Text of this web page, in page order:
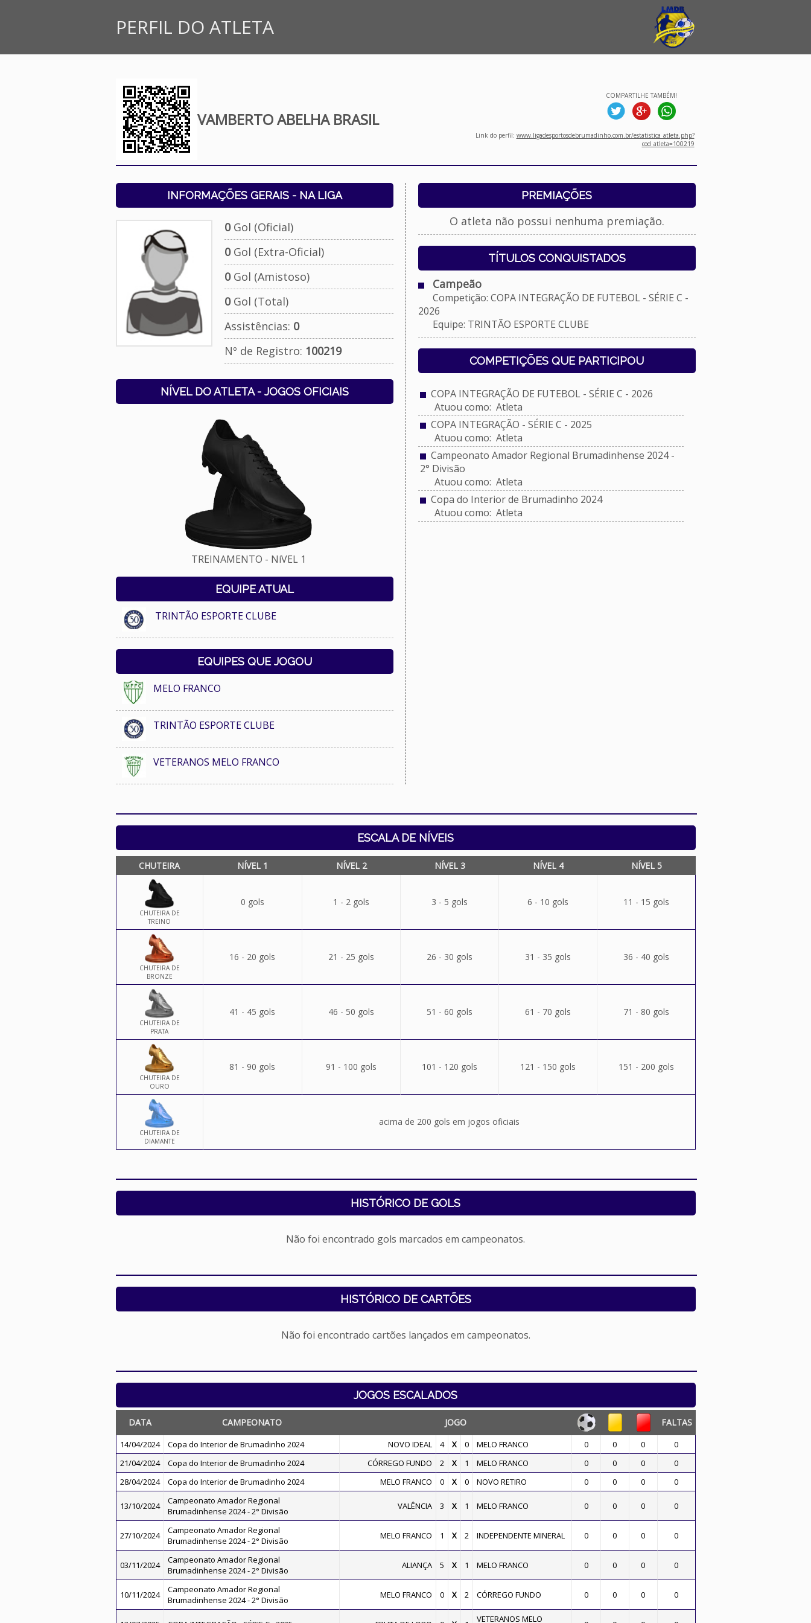
PERFIL DO ATLETA
VAMBERTO ABELHA BRASIL
COMPARTILHE TAMBÉM!
Link do perfil: www.ligadesportosdebrumadinho.com.br/estatistica_atleta.php?
cod_atleta=100219
INFORMAÇÕES GERAIS - NA LIGA
0Gol (Oficial)
0Gol (Extra-Oficial)
0Gol (Amistoso)
0Gol (Total)
Assistências: 0
Nº de Registro: 100219
NÍVEL DO ATLETA - JOGOS OFICIAIS
TREINAMENTO - NíVEL 1
EQUIPE ATUAL
TRINTÃO ESPORTE CLUBE
EQUIPES QUE JOGOU
MELO FRANCO
TRINTÃO ESPORTE CLUBE
VETERANOS MELO FRANCO
PREMIAÇÕES
O atleta não possui nenhuma premiação.
TÍTULOS CONQUISTADOS
Campeão
Competição: COPA INTEGRAÇÃO DE FUTEBOL - SÉRIE C -
2026
Equipe: TRINTÃO ESPORTE CLUBE
COMPETIÇÕES QUE PARTICIPOU
COPA INTEGRAÇÃO DE FUTEBOL - SÉRIE C - 2026
Atuou como: Atleta
COPA INTEGRAÇÃO - SÉRIE C - 2025
Atuou como: Atleta
Campeonato Amador Regional Brumadinhense 2024 -
2° Divisão
Atuou como: Atleta
Copa do Interior de Brumadinho 2024
Atuou como: Atleta
ESCALA DE NÍVEIS
CHUTEIRA NÍVEL 1 NÍVEL 2 NÍVEL 3 NÍVEL 4 NÍVEL 5
CHUTEIRA DE
TREINO
0 gols 1 - 2 gols 3 - 5 gols 6 - 10 gols 11 - 15 gols
CHUTEIRA DE
BRONZE
16 - 20 gols 21 - 25 gols 26 - 30 gols 31 - 35 gols 36 - 40 gols
CHUTEIRA DE
PRATA
41 - 45 gols 46 - 50 gols 51 - 60 gols 61 - 70 gols 71 - 80 gols
CHUTEIRA DE
OURO
81 - 90 gols 91 - 100 gols 101 - 120 gols 121 - 150 gols 151 - 200 gols
CHUTEIRA DE
DIAMANTE
acima de 200 gols em jogos oficiais
HISTÓRICO DE GOLS
Não foi encontrado gols marcados em campeonatos.
HISTÓRICO DE CARTÕES
Não foi encontrado cartões lançados em campeonatos.
JOGOS ESCALADOS
DATA CAMPEONATO JOGO FALTAS
14/04/2024 Copa do Interior de Brumadinho 2024 NOVO IDEAL 4 X 0 MELO FRANCO 0 0 0
0
21/04/2024
Copa do Interior de Brumadinho 2024 CÓRREGO FUNDO 2 X 1 MELO FRANCO 0 0 0
0
28/04/2024
Copa do Interior de Brumadinho 2024 MELO FRANCO 0 X 0 NOVO RETIRO 0 0 0 0
13/10/2024
Campeonato Amador Regional
Brumadinhense 2024 - 2° Divisão
VALÊNCIA 3 X 1 MELO FRANCO 0 0 0 0
27/10/2024
Campeonato Amador Regional
Brumadinhense 2024 - 2° Divisão
MELO FRANCO 1 X 2 INDEPENDENTE MINERAL 0 0 0 0
03/11/2024
Campeonato Amador Regional
Brumadinhense 2024 - 2° Divisão
ALIANÇA 5 X 1 MELO FRANCO 0 0 0 0
10/11/2024
Campeonato Amador Regional
Brumadinhense 2024 - 2° Divisão
MELO FRANCO 0 X 2 CÓRREGO FUNDO 0 0 0 0
VETERANOS MELO